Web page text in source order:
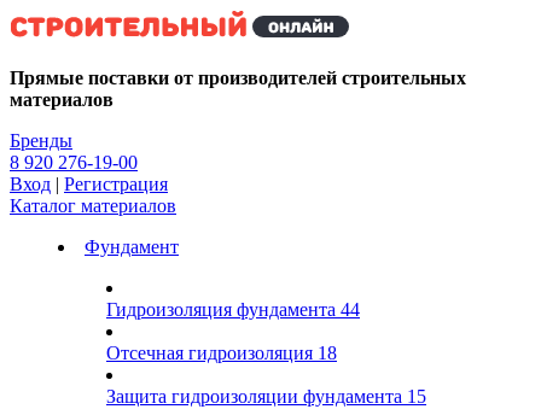
Kg
Прямые поставки от производителей строительных
материалов
Бренды
8 920 276-19-00
Вход | Регистрация
Каталог материалов
Фундамент
Гидроизоляция фундамента 44
Отсечная гидроизоляция 18
Защита гидроизоляции фундамента 15